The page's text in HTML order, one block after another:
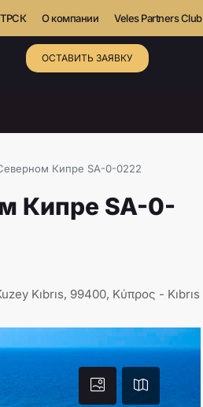
ТРСК О компании Veles Partners Club
ОСТАВИТЬ ЗАЯВКУ
Кипре SA-0-0222
Кипре SA-0-
Kıbrıs, 99400, Κύπρος - Kıbrıs